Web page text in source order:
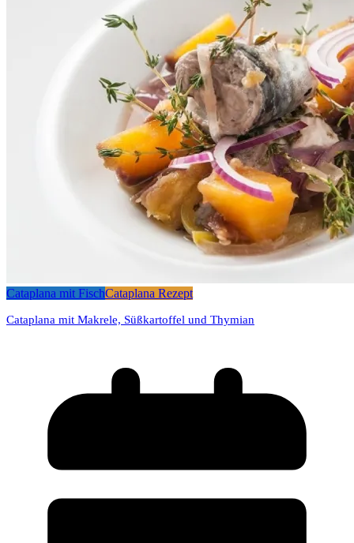
Cataplana mit FischCataplana Rezept
Cataplana mit Makrele, Süßkartoffel und Thymian